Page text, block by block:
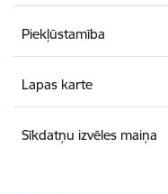
Piekļūstamība
Lapas karte
Sīkdatņu izvēles maiņa